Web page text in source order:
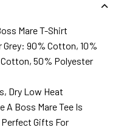
Mare T-Shirt
90% Cotton, 10%
50% Polyester
Dry Low Heat
A Boss Mare Tee Is
Perfect Gifts For